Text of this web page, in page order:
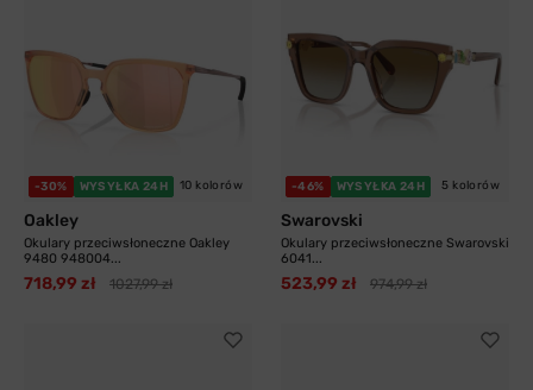
-30% WYSYŁKA 24H 10 kolorów
Oakley
Okulary przeciwsłoneczne Oakley
9480 948004...
718,99 zł 1027,99 zł
-46% WYSYŁKA 24H 5 kolorów
Swarovski
Okulary przeciwsłoneczne Swarovski
6041...
523,99 zł 974,99 zł